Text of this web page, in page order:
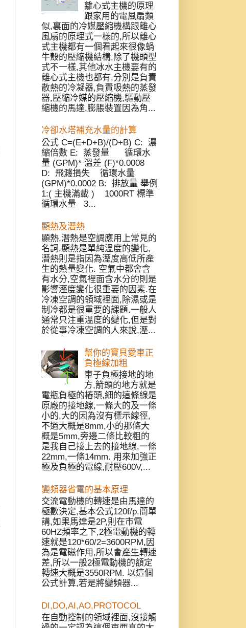
離心式主機的原理
跟家用的電風扇類
似,裏面的冷媒壓縮機構跟離心
風扇的原理式一樣的,所以離心
式主機都有一個看起來很像蝸
牛殼的壓縮機結構,除了機頭型
式不一樣,其他冰水主機要有的
離心式主機也都有,分別是負責
散熱的冷凝器,負責吸熱的蒸發
器,壓縮冷媒的壓縮機,驅動壓
縮機的馬達,膨脹裝置因為角...
冷卻水塔補充水量的計算
公式 C=(E+D+B)/(D+B) C: 濃
縮倍數 E: 蒸發量 循環水
量 (GPM)* 溫差 (F)*0.0008
D: 飛濺損失 循環水量
(GPM)*0.0002 B: 排放量 舉例
1:( 主機滿載 ) 1000RT 標準
循環水量 3...
顯熱及潛熱
顯熱,潛熱是空調應用上常見的
名詞,顯熱是單純溫度的變化,
潛熱則是指因為溼度高低所產
生的熱量變化. 空氣中都會含
有水分,空氣裡面含水分的則是
影響溼度變化很重要的因素.在
冷凍空調的領域裡面,除濕或是
制冷都是很重要的課題.一般人
通常只注重溫度的變化,但是對
於從事冷凍空調的人來說,溼...
幫你的寶貝愛車正
負極線加粗
車子負極接地的地
方,箭頭的地方就是
電瓶負極的樁頭,細的這條線是
原廠的接地線,一條大的及一條
小的,大的因為沒有標示線徑,
不過大概是8mm,小的那條大
概是5mm,旁邊二條比較粗的
是我自己接上去的接地線,一條
22mm,一條14mm. 用來加強正
極及負極的電線,耐壓600V,...
變頻器省電的基本原理
交流電動機的轉速是由馬達的
極數決定,基本公式120f/p.簡單
講,如果馬達是2P,則在市電
60HZ頻率之下,2極電動機的轉
速就是120*60/2=3600RPM,因
為是電磁作用,所以會產生轉速
差,所以一般2極電動機的額定
轉速大概是3550RPM. 以這個
公式計算,若是將變頻器...
DI,DO,AI,AO,PROTOCOL
在自動控制的領域裡面,沒接觸